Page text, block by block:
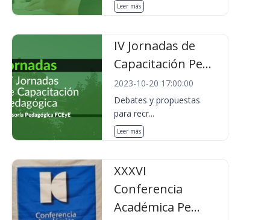
Leer más
IV Jornadas de
Capacitación Pe...
2023-10-20 17:00:00
Debates y propuestas
para recr...
Leer más
XXXVI
Conferencia
Académica Pe...